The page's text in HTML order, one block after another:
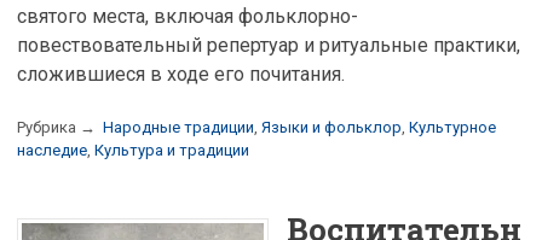
святого места, включая фольклорно-
повествовательный репертуар и ритуальные практики,
сложившиеся в ходе его почитания.
Рубрика → Народные традиции Языки и фольклор Культурное
наследие Культура и традиции
Воспитательн